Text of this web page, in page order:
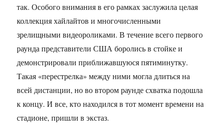
так. Особого внимания в его рамках заслужила целая
коллекция хайлайтов и многочисленными
зрелищными видеороликами. В течение всего первого
раунда представители США боролись в стойке и
демонстрировали приближавшуюся пятиминутку.
Такая «перестрелка» между ними могла длиться на
всей дистанции, но во втором раунде схватка подошла
к концу. И все, кто находился в тот момент времени на
стадионе, пришли в экстаз.